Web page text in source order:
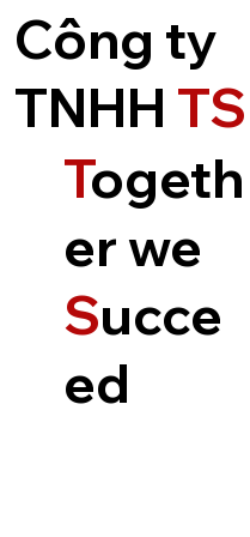
Công ty
TNHH TS
Togeth
er we
Succe
ed